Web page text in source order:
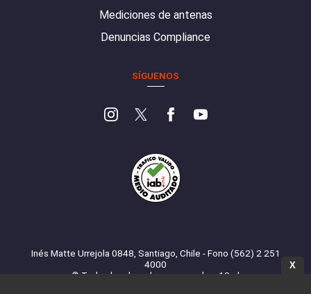
Mediciones de antenas
Denuncias Compliance
SÍGUENOS
Inés Matte Urrejola 0848, Santiago, Chile - Fono (562) 2 251
4000
© Todos los derechos reservados. 13.cl
X